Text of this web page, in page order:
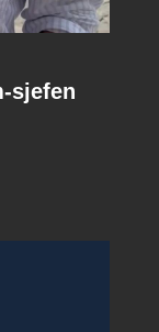
sjefen